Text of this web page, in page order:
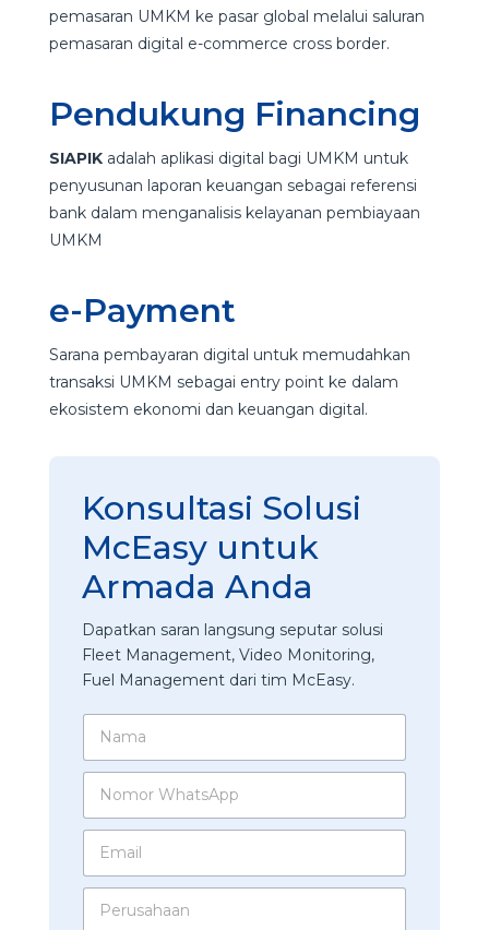
pemasaran UMKM ke pasar global melalui saluran
pemasaran digital e-commerce cross border.
Pendukung Financing
SIAPIKadalah aplikasi digital bagi UMKM untuk
penyusunan laporan keuangan sebagai referensi
bank dalam menganalisis kelayanan pembiayaan
UMKM
e-Payment
Sarana pembayaran digital untuk memudahkan
transaksi UMKM sebagai entry point ke dalam
ekosistem ekonomi dan keuangan digital.
Konsultasi Solusi
McEasy untuk
Armada Anda
Dapatkan saran langsung seputar solusi
Fleet Management, Video Monitoring,
Fuel Management dari tim McEasy.
N
m
N
m
W
E
a
P